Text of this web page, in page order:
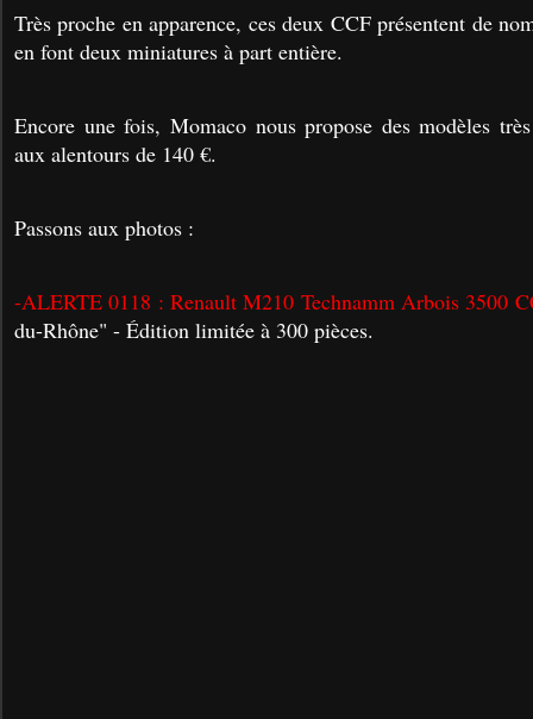
Très proche en apparence, ces deux CCF présentent de
en font deux miniatures à part entière.
Encore une fois, Momaco nous propose des modèles
aux alentours de 140 €.
Passons aux photos :
-ALERTE 0118 : Renault M210 Technamm Arbois 3500
du-Rhône" - Édition limitée à 300 pièces.